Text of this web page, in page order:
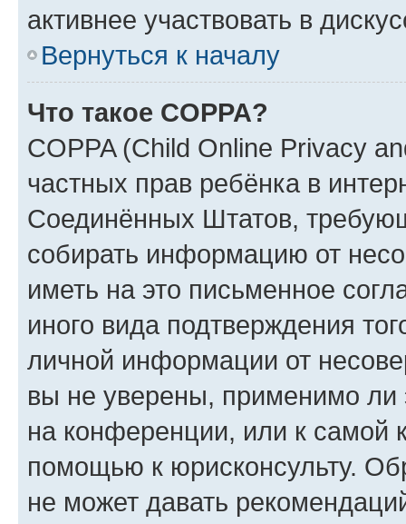
активнее участвовать в
Вернуться к началу
Что такое COPPA?
COPPA (Child Online Privacy
частных прав ребёнка в
Соединённых Штатов,
собирать информацию от
иметь на это письменное
иного вида подтверждения
личной информации от
вы не уверены, применимо ли
на конференции, или к самой
помощью к юрисконсульту.
не может давать